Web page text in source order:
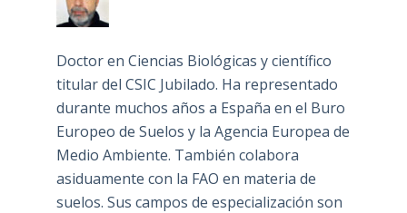
Doctor en Ciencias Biológicas y científico
titular del CSIC Jubilado. Ha representado
durante muchos años a España en el Buro
Europeo de Suelos y la Agencia Europea de
Medio Ambiente. También colabora
asiduamente con la FAO en materia de
suelos. Sus campos de especialización son